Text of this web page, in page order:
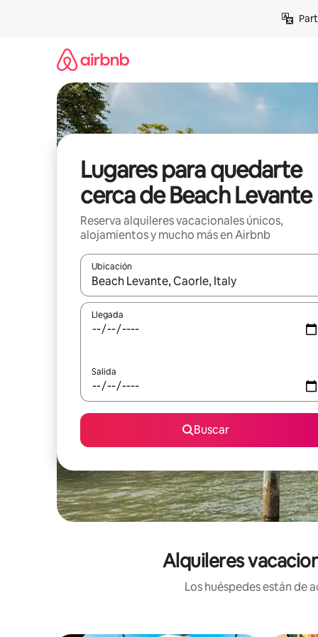
Lugares para quedarte
cerca de Beach Levante
Reserva alquileres vacacionales únicos,
alojamientos y mucho más en Airbnb
Ubicación
Cuando los resultados estén disponibles,
Llegada
Salida
Buscar
Alquileres
Los huéspedes están de